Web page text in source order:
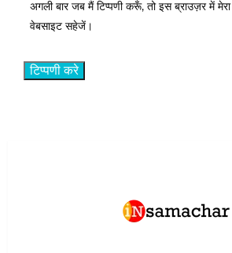
अगली बार जब मैं टिप्पणी करूँ, तो इस ब्राउज़र में
वेबसाइट सहेजें।